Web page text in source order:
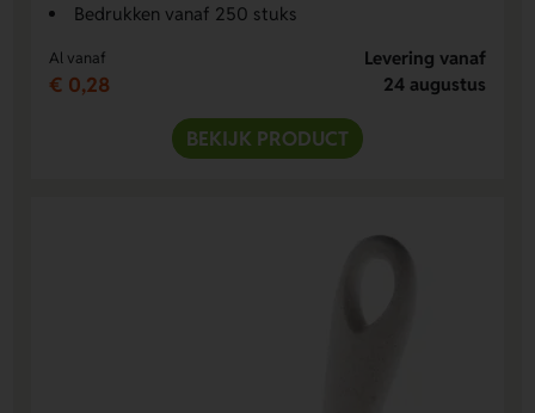
Bedrukken vanaf 250 stuks
Al vanaf
€ 0,28
Levering vanaf
24 augustus
BEKIJK PRODUCT